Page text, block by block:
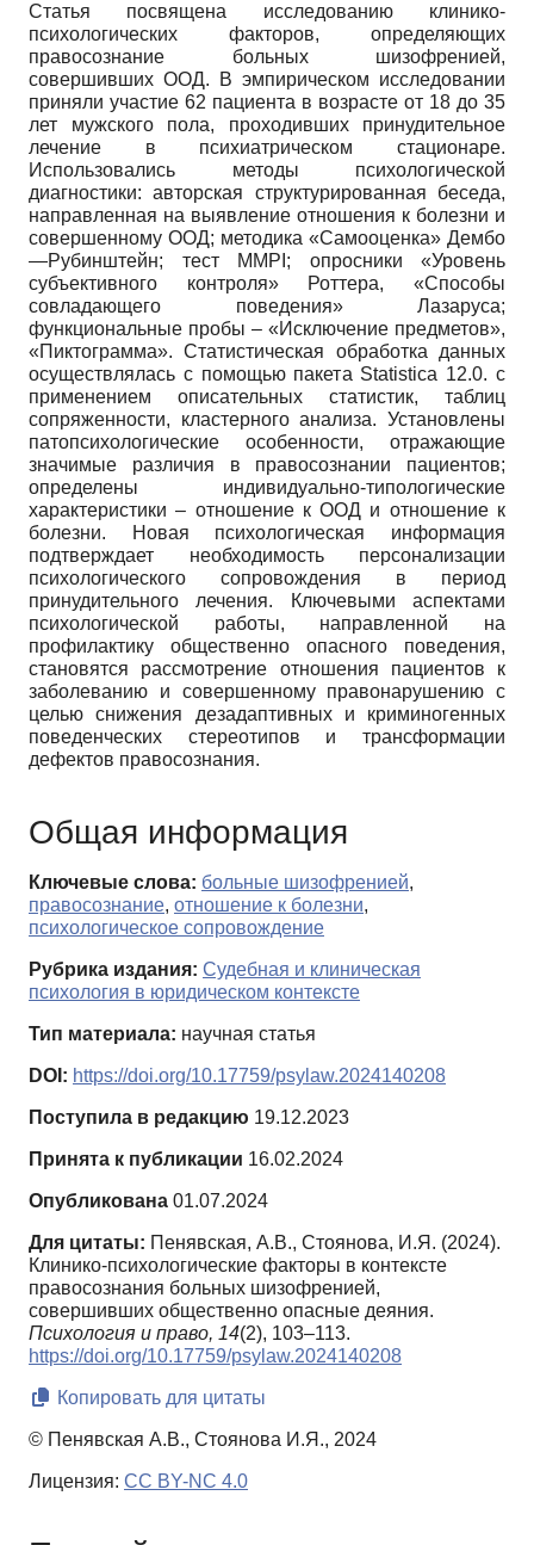
Статья посвящена исследованию клинико-
психологических факторов, определяющих
правосознание больных шизофренией,
совершивших ООД. В эмпирическом исследовании
приняли участие 62 пациента в возрасте от 18 до 35
лет мужского пола, проходивших принудительное
лечение в психиатрическом стационаре.
Использовались методы психологической
диагностики: авторская структурированная беседа,
направленная на выявление отношения к болезни и
совершенному ООД; методика «Самооценка» Дембо
—Рубинштейн; тест MMPI; опросники «Уровень
субъективного контроля» Роттера, «Способы
совладающего поведения» Лазаруса;
функциональные пробы – «Исключение предметов»,
«Пиктограмма». Статистическая обработка данных
осуществлялась с помощью пакета Statistica 12.0. с
применением описательных статистик, таблиц
сопряженности, кластерного анализа. Установлены
патопсихологические особенности, отражающие
значимые различия в правосознании пациентов;
определены индивидуально-типологические
характеристики – отношение к ООД и отношение к
болезни. Новая психологическая информация
подтверждает необходимость персонализации
психологического сопровождения в период
принудительного лечения. Ключевыми аспектами
психологической работы, направленной на
профилактику общественно опасного поведения,
становятся рассмотрение отношения пациентов к
заболеванию и совершенному правонарушению с
целью снижения дезадаптивных и криминогенных
поведенческих стереотипов и трансформации
дефектов правосознания.
Общая информация
Ключевые слова: больные шизофренией,
правосознание, отношение к болезни,
психологическое сопровождение
Рубрика издания: Судебная и клиническая
психология в юридическом контексте
Тип материала: научная статья
DOI: https://doi.org/10.17759/psylaw.2024140208
Поступила в редакцию 19.12.2023
Принята к публикации 16.02.2024
Опубликована 01.07.2024
Для цитаты: Пенявская, А.В., Стоянова, И.Я. (2024).
Клинико-психологические факторы в контексте
правосознания больных шизофренией,
совершивших общественно опасные деяния.
Психология и право, 14(2), 103–113.
https://doi.org/10.17759/psylaw.2024140208
Копировать для цитаты
© Пенявская А.В., Стоянова И.Я., 2024
Лицензия: CC BY-NC 4.0